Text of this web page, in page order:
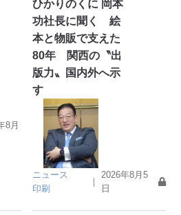
8月
ひかりのくに 岡本
功社長に聞く 絵
本と物販で支えた
80年 関西の〝出
版力〟国内外へ示
す
ニュース
印刷
｜
2026年8月5
日